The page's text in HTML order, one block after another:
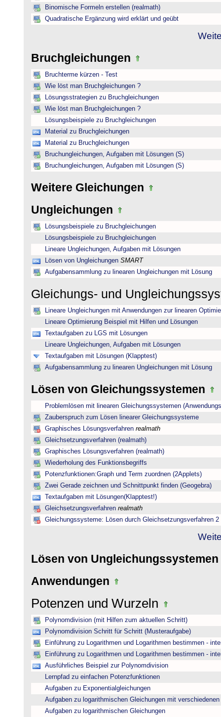
Binomische Formeln erstellen (realmath)
Quadratische Ergänzung wird erklärt und geübt
Bruchgleichungen
Bruchterme kürzen - Test
Wie löst man Bruchgleichungen ?
Lösungsstrategien zu Bruchgleichungen
Wie löst man Bruchgleichungen ?
Lösungsbeispiele zu Bruchgleichungen
Material zu Bruchgleichungen
Material zu Bruchgleichungen
Bruchungleichungen, Aufgaben mit Lösungen (S)
Bruchungleichungen, Aufgaben mit Lösungen (S)
Weitere Gleichungen
Ungleichungen
Lösungsbeispiele zu Bruchgleichungen
Lösungsbeispiele zu Bruchgleichungen
Lineare Ungleichungen, Aufgaben mit Lösungen
Lösen von Ungleichungen SMART
Aufgabensammlung zu linearen Ungleichungen mit Lösung
Gleichungs- und
Lineare Ungleichungen mit Anwendungen zur linearen
Lineare Optimierung Beispiel mit Hilfen und Lösungen
Textaufgaben zu LGS mit Lösungen
Lineare Ungleichungen, Aufgaben mit Lösungen
Textaufgaben mit Lösungen (Klapptest)
Aufgabensammlung zu linearen Ungleichungen mit Lösung
Lösen von Gleichungssystemen
Problemlösen mit linearen Gleichungssystemen
Zauberspruch zum Lösen linearer Gleichungssysteme
Graphisches Lösungsverfahren realmath
Gleichsetzungsverfahren (realmath)
Graphisches Lösungsverfahren (realmath)
Wiederholung des Funktionsbegriffs
Potenzfunktionen:Graph und Term zuordnen (2Applets)
Zwei Gerade zeichnen und Schnittpunkt finden (Geogebra)
Textaufgaben mit Lösungen(Klapptest!)
Gleichsetzungsverfahren realmath
Gleichungssysteme: Lösen durch Gleichsetzungsverfahren 2
Lösen von Ungleichungssystemen
Anwendungen
Potenzen und Wurzeln
Polynomdivision (mit Hilfen zum aktuellen Schritt)
Polynomdivision Schritt für Schritt (Musteraufgabe)
Einführung zu Logarithmen und Logarithmen bestimmen -
Einführung zu Logarithmen und Logarithmen bestimmen -
Ausführliches Beispiel zur Polynomdivision
Lernpfad zu einfachen Potenzfunktionen
Aufgaben zu Exponentialgleichungen
Aufgaben zu logarithmischen Gleichungen mit verschiedenen
Aufgaben zu logarithmischen Gleichungen